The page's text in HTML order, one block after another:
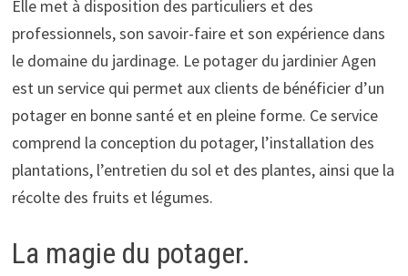
Elle met à disposition des particuliers et des
professionnels, son savoir-faire et son expérience dans
le domaine du jardinage. Le potager du jardinier Agen
est un service qui permet aux clients de bénéficier d’un
potager en bonne santé et en pleine forme. Ce service
comprend la conception du potager, l’installation des
plantations, l’entretien du sol et des plantes, ainsi que la
récolte des fruits et légumes.
La magie du potager.